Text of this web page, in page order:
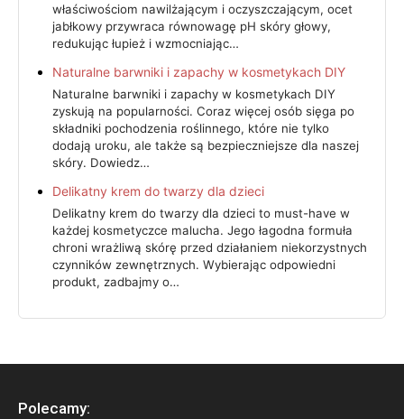
właściwościom nawilżającym i oczyszczającym, ocet
jabłkowy przywraca równowagę pH skóry głowy,
redukując łupież i wzmocniając…
Naturalne barwniki i zapachy w kosmetykach DIY
Naturalne barwniki i zapachy w kosmetykach DIY
zyskują na popularności. Coraz więcej osób sięga po
składniki pochodzenia roślinnego, które nie tylko
dodają uroku, ale także są bezpieczniejsze dla naszej
skóry. Dowiedz…
Delikatny krem do twarzy dla dzieci
Delikatny krem do twarzy dla dzieci to must-have w
każdej kosmetyczce malucha. Jego łagodna formuła
chroni wrażliwą skórę przed działaniem niekorzystnych
czynników zewnętrznych. Wybierając odpowiedni
produkt, zadbajmy o…
Polecamy: